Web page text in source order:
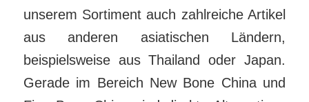
unserem Sortiment auch zahlreiche Artikel
aus anderen asiatischen Ländern,
beispielsweise aus Thailand oder Japan.
Gerade im Bereich New Bone China und